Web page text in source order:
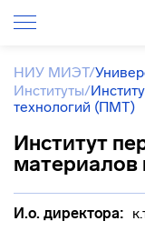
НИУ МИЭТ/
Институты/
технологий (ПМТ)
Институт
материалов
И.о. директора: